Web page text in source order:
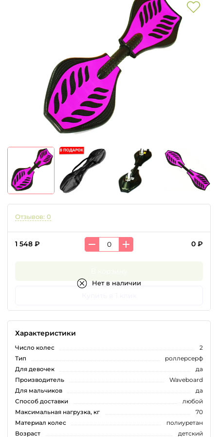
Отзывов: 0
1 548 ₽ 0 ₽
Нет в наличии
Характеристики
Число колес
2
Тип
роллерсерф
Для девочек
да
Производитель
Waveboard
Для мальчиков
да
Способ доставки
любой
Максимальная нагрузка, кг
70
Материал колес
полиуретан
Возраст
детский